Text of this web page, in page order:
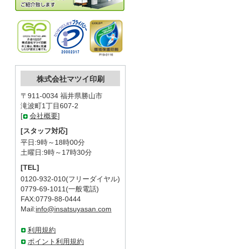
株式会社マツイ印刷
〒911-0034 福井県勝山市
滝波町1丁目607-2
[
会社概要]
[スタッフ対応]
平日:9時～18時00分
土曜日:9時～17時30分
[TEL]
0120-932-010(フリーダイヤル)
0779-69-1011(一般電話)
FAX:0779-88-0444
Mail:info@insatsuyasan.com
利用規約
ポイント利用規約